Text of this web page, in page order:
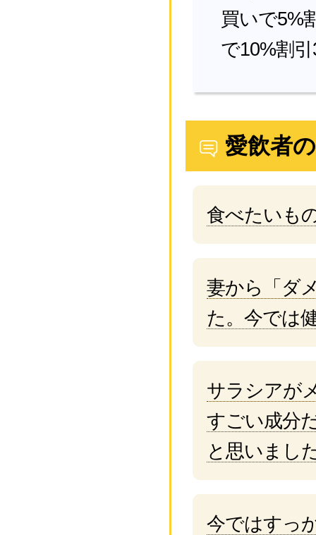
買いで5%
で10%割
愛飲者
食べたいも
妻から「ダ
た。今では
サラシアが
すごい成分
と思いまし
今ではすっ